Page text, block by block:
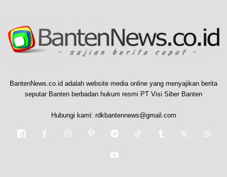
BantenNews.co.id adalah website media online yang menyajikan berita
seputar Banten berbadan hukum resmi PT Visi Siber Banten
Hubungi kami: rdkbantennews@gmail.com